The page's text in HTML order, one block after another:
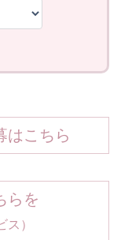
はこちら
らを
）